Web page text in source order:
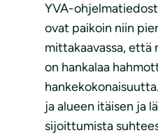
YVA-
ovat paikoin niin
mittakaavassa, että
on hankalaa
ja alueen itäisen ja
sijoittumista